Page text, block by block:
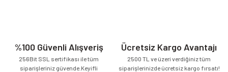
%100 Güvenli Alışveriş
256Bit SSL sertifikası ile tüm
siparişleriniz güvende.Keyifli
Ücretsiz Kargo Avantajı
2500 TL ve üzeri verdiğiniz tüm
siparişlerinizde ücretsiz kargo fırsatı!